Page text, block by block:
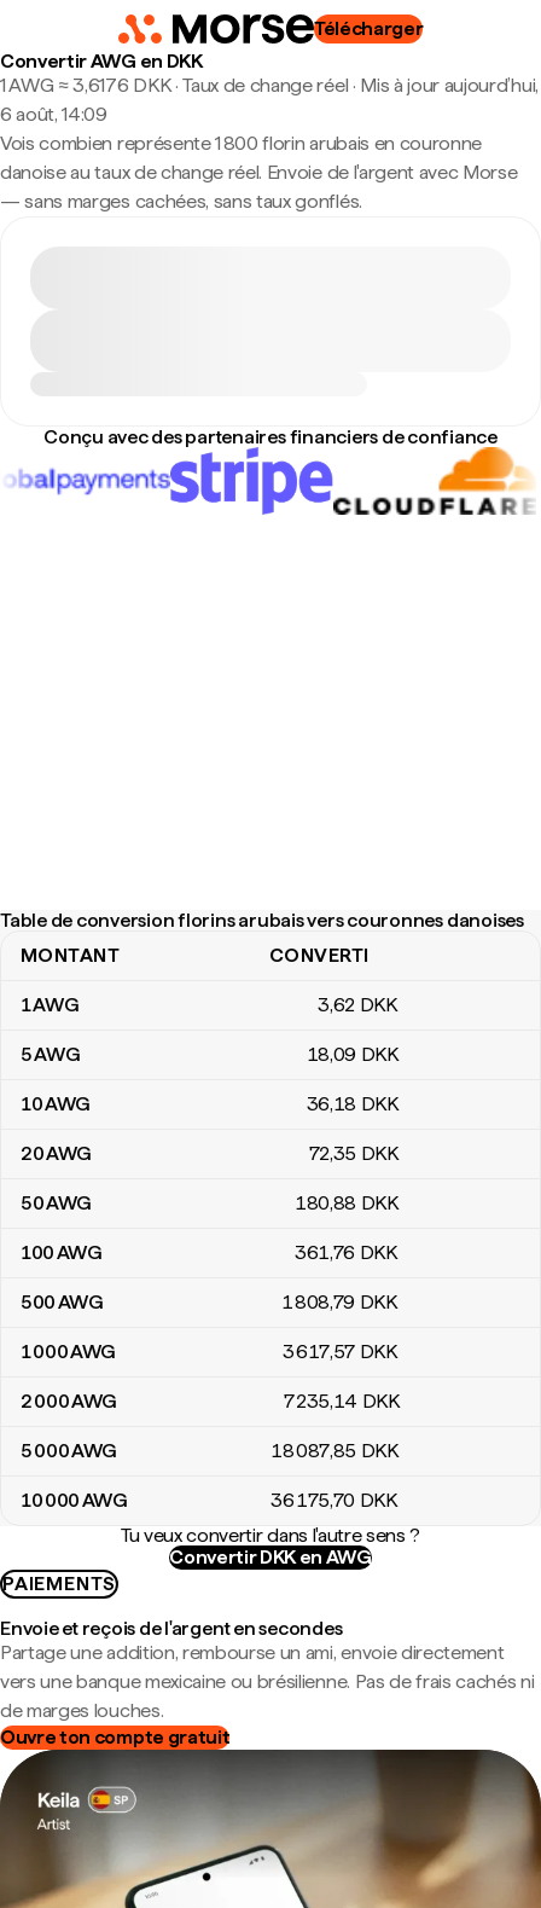
Télécharger
Convertir AWG en DKK
1 AWG ≈ 3,6176 DKK · Taux de change réel · Mis à jour aujourd’hui,
6 août, 14:09
Vois combien représente 1 800 florin arubais en couronne
danoise au taux de change réel. Envoie de l'argent avec Morse
— sans marges cachées, sans taux gonflés.
Conçu avec des partenaires financiers de confiance
Table de conversion florins arubais vers couronnes danoises
Table de conversion florins arubais vers couronnes danoises
MONTANT CONVERTI
1AWG 3,62 DKK
5AWG 18,09 DKK
10AWG 36,18 DKK
20AWG 72,35 DKK
50AWG 180,88 DKK
100AWG 361,76 DKK
500AWG 1 808,79 DKK
1 000AWG 3 617,57 DKK
2 000AWG 7 235,14 DKK
5 000AWG 18 087,85 DKK
10 000AWG 36 175,70 DKK
Tu veux convertir dans l'autre sens ?
Convertir DKK en AWG
PAIEMENTS
Envoie et reçois de l'argent en secondes
Partage une addition, rembourse un ami, envoie directement
vers une banque mexicaine ou brésilienne. Pas de frais cachés ni
de marges louches.
Ouvre ton compte gratuit